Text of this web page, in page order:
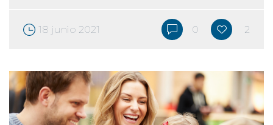
18 junio 2021 0 2